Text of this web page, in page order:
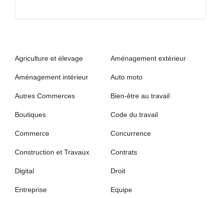
Agriculture et élevage Aménagement extérieur
Aménagement intérieur Auto moto
Autres Commerces Bien-être au travail
Boutiques Code du travail
Commerce Concurrence
Construction et Travaux Contrats
Digital Droit
Entreprise Equipe